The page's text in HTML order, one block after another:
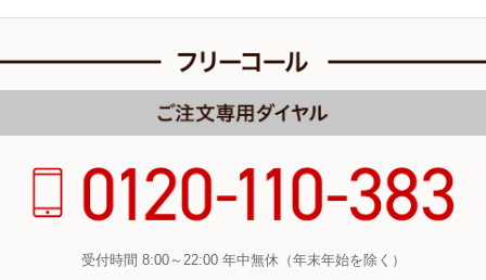
受付時間 8:00～22:00 年中無休（年末年始を除く）